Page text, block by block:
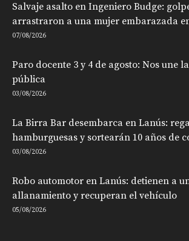
Salvaje asalto en Ingeniero Budge:
arrastraron a una mujer embarazada
07/08/2026
Paro docente 3 y 4 de agosto: Nos une
pública
03/08/2026
La Birra Bar desembarca en Lanús:
hamburguesas y sortearán 10 años de
03/08/2026
Robo automotor en Lanús: detienen a
allanamiento y recuperan el vehículo
05/08/2026